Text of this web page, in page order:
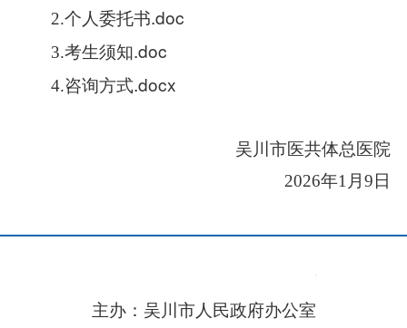
2.个人委托书.doc
3.考生须知.doc
4.咨询方式.docx
吴川市医共体总医院
2026年1月9日
主办：吴川市人民政府办公室